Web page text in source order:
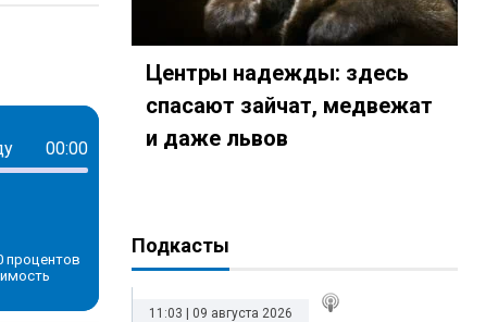
риэлторское-id4863545?country=ru
playlist?list=PL9be-_-
t.me/mavestreambot/app?startapp=rkp-chestnoje-
00:00
процентов
Центры надежды: здесь
спасают зайчат, медвежат
и даже львов
Подкасты
11:03 | 09 августа 2026